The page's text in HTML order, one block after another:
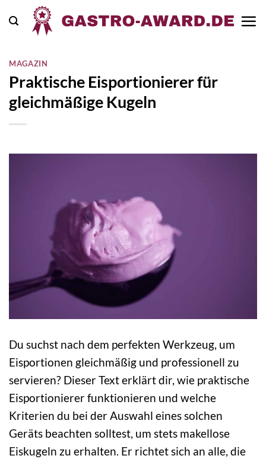
Inhalt
MAGAZIN
Praktische Eisportionierer für
gleichmäßige Kugeln
Du suchst nach dem perfekten Werkzeug, um
Eisportionen gleichmäßig und professionell zu
servieren? Dieser Text erklärt dir, wie praktische
Eisportionierer funktionieren und welche
Kriterien du bei der Auswahl eines solchen
Geräts beachten solltest, um stets makellose
Eiskugeln zu erhalten. Er richtet sich an alle, die